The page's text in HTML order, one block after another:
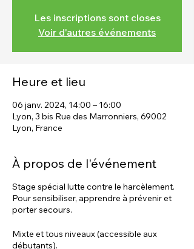
Les inscriptions sont closes
Voir d'autres événements
Heure et lieu
06 janv. 2024, 14:00 – 16:00
Lyon, 3 bis Rue des Marronniers, 69002
Lyon, France
À propos de l'événement
Stage spécial lutte contre le harcèlement.
Pour sensibiliser, apprendre à prévenir et
porter secours.
Mixte et tous niveaux (accessible aux
débutants).